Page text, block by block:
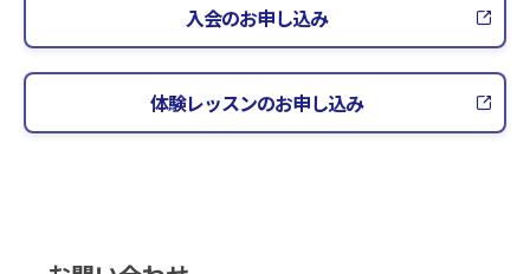
入会のお申し込み
体験レッスンのお申し込み